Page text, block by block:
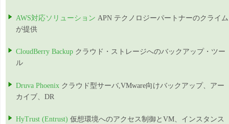
AWS対応ソリューション APN テクノロジーパートナーのクライム
が提供
CloudBerry Backup クラウド・ストレージへのバックアップ・ツー
ル
Druva Phoenix クラウド型サーバ,VMware向けバックアップ、アー
カイブ、DR
HyTrust (Entrust) 仮想環境へのアクセス制御とVM、インスタンス